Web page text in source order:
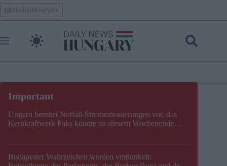
Skip
to
content
HelloMagyar
Ungarn bereitet Notfall-Stromrationierungen vor, das
Kernkraftwerk Paks könnte an diesem Wochenende
Budapester Wahrzeichen werden verdunkelt: